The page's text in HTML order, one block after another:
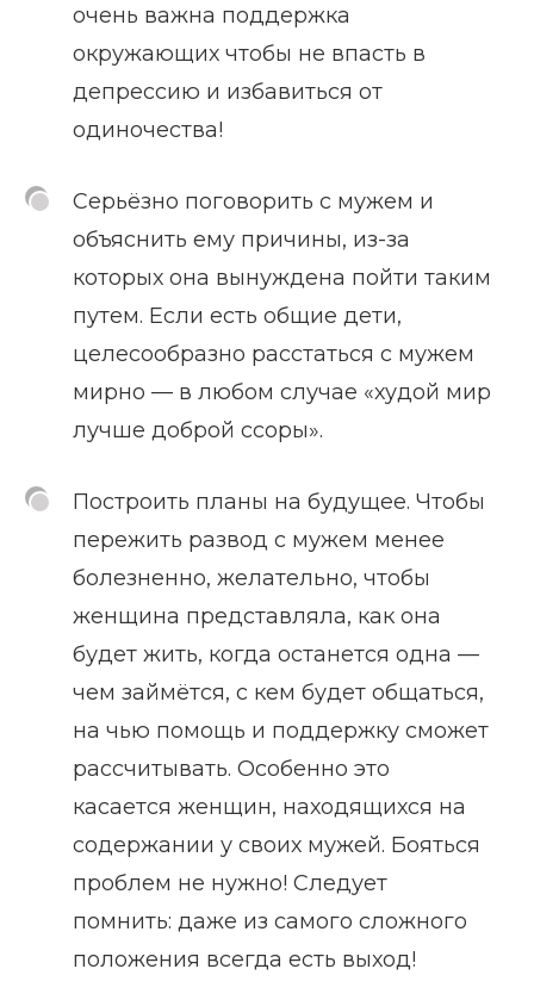
очень важна поддержка
окружающих чтобы не впасть в
депрессию и избавиться от
одиночества!
Серьёзно поговорить с мужем и
объяснить ему причины, из-за
которых она вынуждена пойти таким
путем. Если есть общие дети,
целесообразно расстаться с мужем
мирно — в любом случае «худой мир
лучше доброй ссоры».
Построить планы на будущее. Чтобы
пережить развод с мужем менее
болезненно, желательно, чтобы
женщина представляла, как она
будет жить, когда останется одна —
чем займётся, с кем будет общаться,
на чью помощь и поддержку сможет
рассчитывать. Особенно это
касается женщин, находящихся на
содержании у своих мужей. Бояться
проблем не нужно! Следует
помнить: даже из самого сложного
положения всегда есть выход!